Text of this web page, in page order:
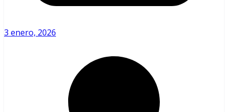
3 enero, 2026